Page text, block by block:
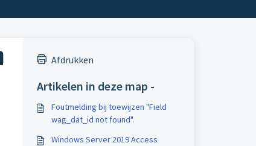
Afdrukken
Artikelen in deze map -
Foutmelding bij toewijzen "Field
wag_dat_id not found".
Windows Server 2019 Access